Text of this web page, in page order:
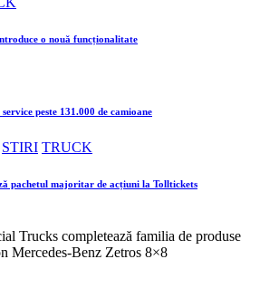
o nouă funcționalitate
peste 131.000 de camioane
STIRI TRUCK
pachetul majoritar de acțiuni la Tolltickets
Trucks completează familia de produse
Mercedes-Benz Zetros 8×8